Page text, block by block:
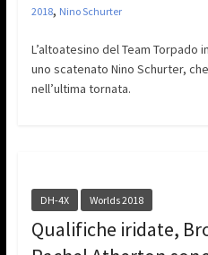
2018, Nino Schurter
L’altoatesino del Team
uno scatenato Nino Schurter,
nell’ultima tornata.
DH-4X Worlds 2018
Qualifiche iridate,